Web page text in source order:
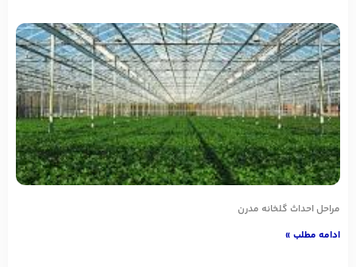
مراحل احداث گلخانه مدرن
ادامه مطلب »